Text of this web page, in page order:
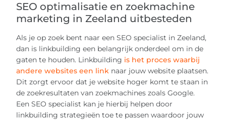
SEO optimalisatie en zoekmachine
marketing in Zeeland uitbesteden
Als je op zoek bent naar een SEO specialist in Zeeland,
dan is linkbuilding een belangrijk onderdeel om in de
gaten te houden. Linkbuilding is het proces waarbij
andere websites een link naar jouw website plaatsen.
Dit zorgt ervoor dat je website hoger komt te staan in
de zoekresultaten van zoekmachines zoals Google.
Een SEO specialist kan je hierbij helpen door
linkbuilding strategieën toe te passen waardoor jouw